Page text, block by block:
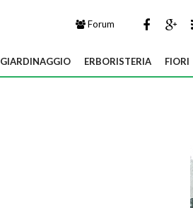
Forum
GIARDINAGGIO ERBORISTERIA FIORI